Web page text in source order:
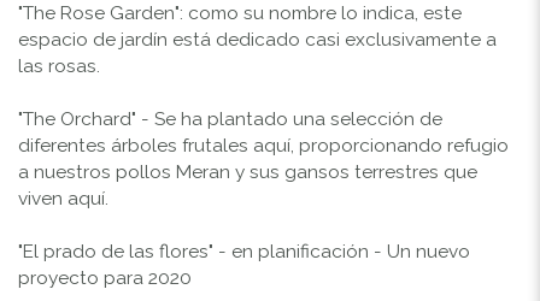
"The Rose Garden": como su nombre lo indica, este
espacio de jardín está dedicado casi exclusivamente a
las rosas.
"The Orchard" - Se ha plantado una selección de
diferentes árboles frutales aquí, proporcionando refugio
a nuestros pollos Meran y sus gansos terrestres que
viven aquí.
"El prado de las flores" - en planificación - Un nuevo
proyecto para 2020